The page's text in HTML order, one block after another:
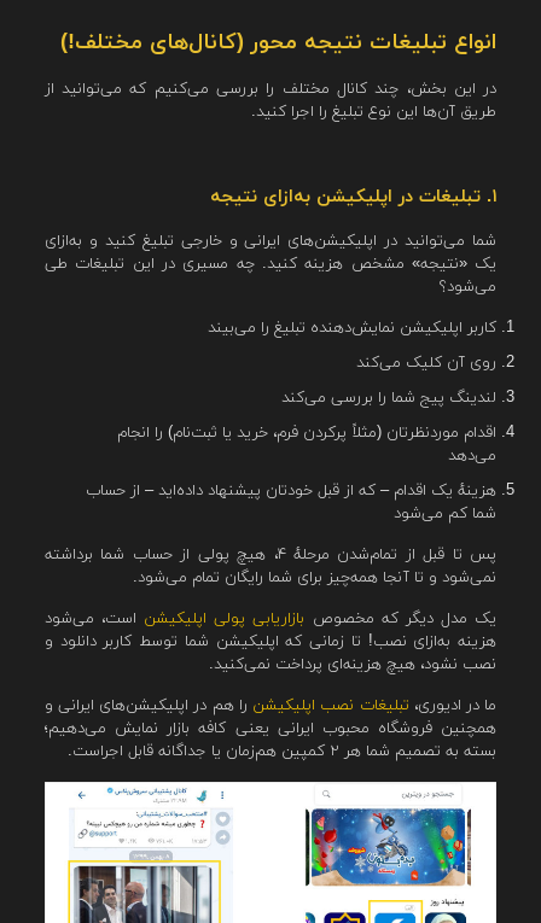
انواع تبلیغات نتیجه محور (کانال‌های مختلف!)
در این بخش، چند کانال مختلف را بررسی می‌کنیم که می‌توانید از
طریق آن‌ها این نوع تبلیغ را اجرا کنید.
۱. تبلیغات در اپلیکیشن به‌ازای نتیجه
شما می‌توانید در اپلیکیشن‌های ایرانی و خارجی تبلیغ کنید و به‌ازای
یک «نتیجه» مشخص هزینه کنید. چه مسیری در این تبلیغات طی
می‌شود؟
کاربر اپلیکیشن نمایش‌دهنده تبلیغ را می‌بیند
روی آن کلیک می‌کند
لندینگ پیج شما را بررسی می‌کند
اقدام موردنظرتان (مثلاً پرکردن فرم، خرید یا ثبت‌نام) را انجام
می‌دهد
هزینهٔ یک اقدام – که از قبل خودتان پیشنهاد داده‌اید – از حساب
شما کم می‌شود
پس تا قبل از تمام‌شدن مرحلهٔ ۴، هیچ پولی از حساب شما برداشته
نمی‌شود و تا آنجا همه‌چیز برای شما رایگان تمام می‌شود.
یک مدل دیگر که مخصوص بازاریابی پولی اپلیکیشن است، می‌شود
هزینه به‌ازای نصب! تا زمانی که اپلیکیشن شما توسط کاربر دانلود و
نصب نشود، هیچ هزینه‌ای پرداخت نمی‌کنید.
ما در ادیوری، تبلیغات نصب اپلیکیشن را هم در اپلیکیشن‌های ایرانی و
همچنین فروشگاه محبوب ایرانی یعنی کافه بازار نمایش می‌دهیم؛
بسته به تصمیم شما هر ۲ کمپین هم‌زمان یا جداگانه قابل اجراست.